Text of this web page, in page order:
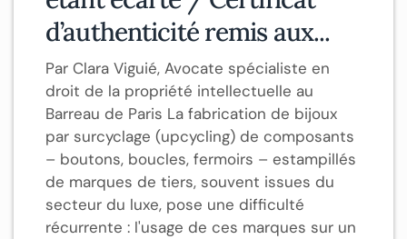
d’authenticité remis aux...
Par Clara Viguié, Avocate spécialiste en
droit de la propriété intellectuelle au
Barreau de Paris La fabrication de bijoux
par surcyclage (upcycling) de composants
– boutons, boucles, fermoirs – estampillés
de marques de tiers, souvent issues du
secteur du luxe, pose une difficulté
récurrente : l'usage de ces marques sur un